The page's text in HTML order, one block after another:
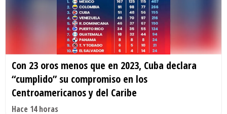
Con 23 oros menos que en 2023, Cuba declara
“cumplido” su compromiso en los
Centroamericanos y del Caribe
Hace 14 horas